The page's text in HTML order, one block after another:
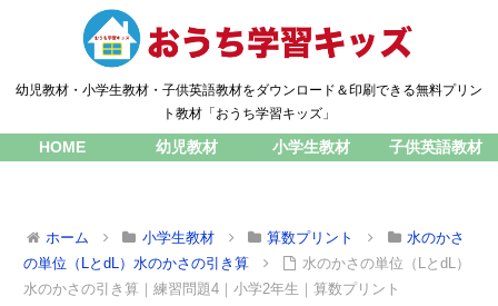
幼児教材・小学生教材・子供英語教材をダウンロード＆印刷できる無料プリン
ト教材「おうち学習キッズ」
HOME 幼児教材 小学生教材 子供英語教材
ホーム 小学生教材 算数プリント
水のかさ
の単位（LとdL）水のかさの引き算
水のかさの単位（LとdL）
水のかさの引き算｜練習問題4｜小学2年生｜算数プリント